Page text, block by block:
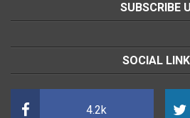
SUBSCRIBE
SOCIAL
4.2k